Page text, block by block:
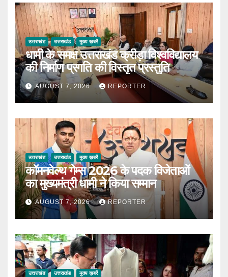
उत्तराखंड उत्तराखंड मुख्य ख़बरें
धामी के समक्ष उत्तराखंड क्रीड़ा विश्वविद्यालय
की निर्माण प्रगति की विस्तृत प्रस्तुति
AUGUST 7, 2026 REPORTER
उत्तराखंड उत्तराखंड मुख्य ख़बरें
कॉमनवेल्थ गेम्स 2026 के पदक विजेताओं
का मुख्यमंत्री धामी ने किया सम्मान
AUGUST 7, 2026 REPORTER
उत्तराखंड उत्तराखंड मुख्य ख़बरें